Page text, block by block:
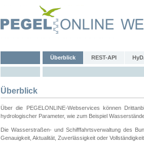
Überblick REST-API
Überblick
Über die PEGELONLINE-Webservices können
hydrologischer Parameter, wie zum Beispiel
Die Wasserstraßen- und Schifffahrtsverwaltung des
Genauigkeit, Aktualität, Zuverlässigkeit oder